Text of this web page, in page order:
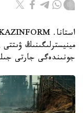
مينيسترلىگىنىڭ ۋىتتى
جونىندەگى جارتى